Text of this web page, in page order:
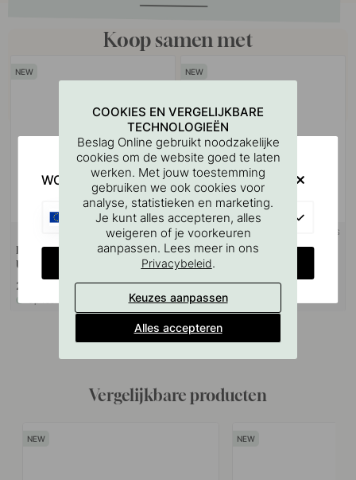
Koop samen met
Dubbelzijdige Connector SE H4
Ultra
22 €
+ LENGTES
LED-Strip Flexy SE H4 Ultra
250 €
Op voorraad
Vergelijkbare producten
COOKIES EN VERGELIJKBARE
TECHNOLOGIEËN
Beslag Online gebruikt noodzakelijke
cookies om de website goed te laten
werken. Met jouw toestemming
gebruiken we ook cookies voor
analyse, statistieken en marketing.
Je kunt alles accepteren, alles
weigeren of je voorkeuren
aanpassen. Lees meer in ons
Privacybeleid.
Keuzes aanpassen
Alles accepteren
WOULD YOU RATHER VISIT?
CHANGE COUNTRY